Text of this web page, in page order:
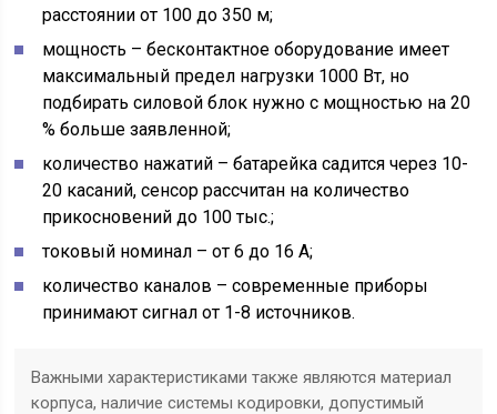
расстоянии от 100 до 350 м;
мощность – бесконтактное оборудование имеет
максимальный предел нагрузки 1000 Вт, но
подбирать силовой блок нужно с мощностью на 20
% больше заявленной;
количество нажатий – батарейка садится через 10-
20 касаний, сенсор рассчитан на количество
прикосновений до 100 тыс.;
токовый номинал – от 6 до 16 А;
количество каналов – современные приборы
принимают сигнал от 1-8 источников.
Важными характеристиками также являются материал
корпуса, наличие системы кодировки, допустимый